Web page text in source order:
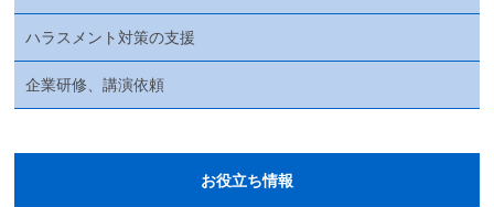
ハラスメント対策の支援
企業研修、講演依頼
お役立ち情報